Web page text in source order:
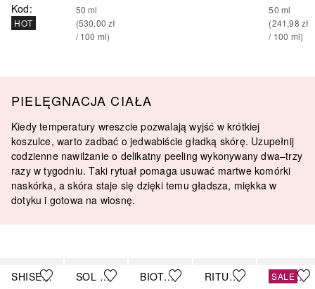
Kod:
HOT
50 ml
(530,00 zł
/ 100 ml)
50 ml
(241,98 zł
/ 100 ml)
PIELĘGNACJA CIAŁA
Kiedy temperatury wreszcie pozwalają wyjść w krótkiej
koszulce, warto zadbać o jedwabiście gładką skórę. Uzupełnij
codzienne nawilżanie o delikatny peeling wykonywany dwa–trzy
razy w tygodniu. Taki rytuał pomaga usuwać martwe komórki
naskórka, a skóra staje się dzięki temu gładsza, miękka w
dotyku i gotowa na wiosnę.
SHISEIDO
SOL DE JANEIRO
BIOTHERM
RITUALS
SOL DE JANEIRO
SALE